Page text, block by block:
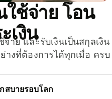
ช้จ่าย โอน
เงิน
าย และรับเงินเป็นสกุลเงิน
งที่ต้องการได้ทุกเมื่อ ครบ
สบายรอบโลก